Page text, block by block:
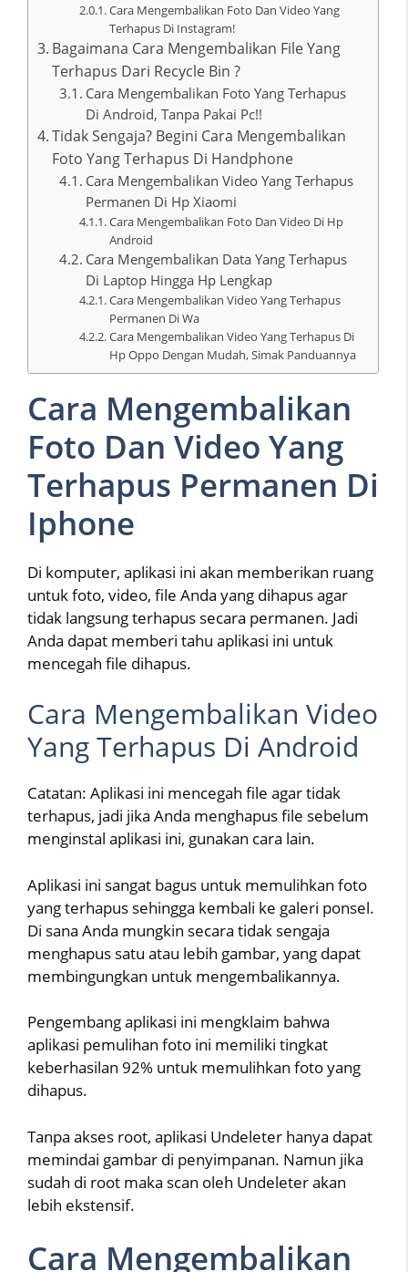
Cara Mengembalikan Foto Dan Video Yang
Terhapus Di Instagram!
Bagaimana Cara Mengembalikan File Yang
Terhapus Dari Recycle Bin ?
Cara Mengembalikan Foto Yang Terhapus
Di Android, Tanpa Pakai Pc!!
Tidak Sengaja? Begini Cara Mengembalikan
Foto Yang Terhapus Di Handphone
Cara Mengembalikan Video Yang Terhapus
Permanen Di Hp Xiaomi
Cara Mengembalikan Foto Dan Video Di Hp
Android
Cara Mengembalikan Data Yang Terhapus
Di Laptop Hingga Hp Lengkap
Cara Mengembalikan Video Yang Terhapus
Permanen Di Wa
Cara Mengembalikan Video Yang Terhapus Di
Hp Oppo Dengan Mudah, Simak Panduannya
Cara Mengembalikan
Foto Dan Video Yang
Terhapus Permanen Di
Iphone
Di komputer, aplikasi ini akan memberikan ruang
untuk foto, video, file Anda yang dihapus agar
tidak langsung terhapus secara permanen. Jadi
Anda dapat memberi tahu aplikasi ini untuk
mencegah file dihapus.
Cara Mengembalikan Video
Yang Terhapus Di Android
Catatan: Aplikasi ini mencegah file agar tidak
terhapus, jadi jika Anda menghapus file sebelum
menginstal aplikasi ini, gunakan cara lain.
Aplikasi ini sangat bagus untuk memulihkan foto
yang terhapus sehingga kembali ke galeri ponsel.
Di sana Anda mungkin secara tidak sengaja
menghapus satu atau lebih gambar, yang dapat
membingungkan untuk mengembalikannya.
Pengembang aplikasi ini mengklaim bahwa
aplikasi pemulihan foto ini memiliki tingkat
keberhasilan 92% untuk memulihkan foto yang
dihapus.
Tanpa akses root, aplikasi Undeleter hanya dapat
memindai gambar di penyimpanan. Namun jika
sudah di root maka scan oleh Undeleter akan
lebih ekstensif.
Cara Mengembalikan